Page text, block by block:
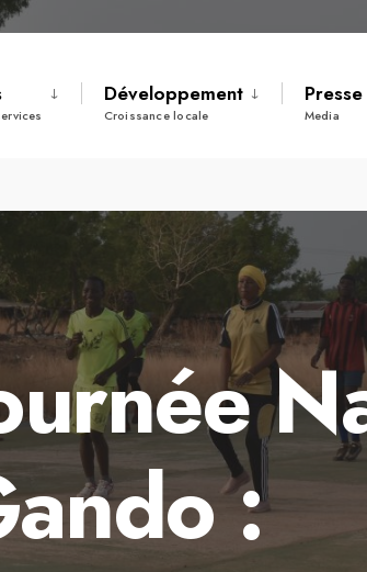
Développement
Croissance locale
Presse
Media
: